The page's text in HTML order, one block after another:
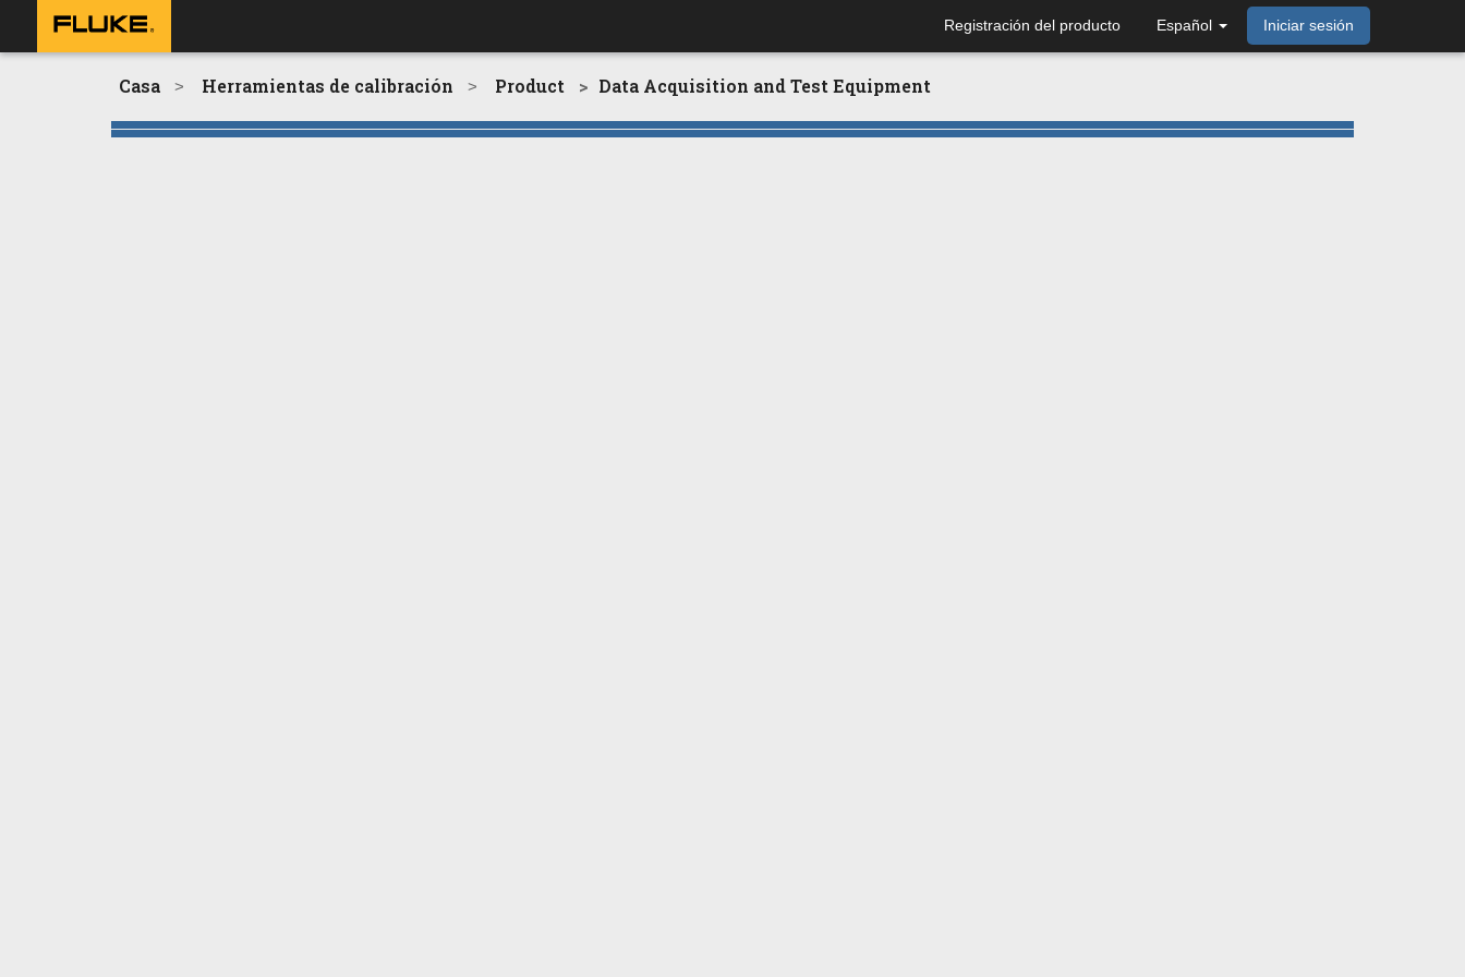
Registración del producto Español Iniciar sesión
Casa Herramientas de calibración Product Data Acquisition and Test Equipment